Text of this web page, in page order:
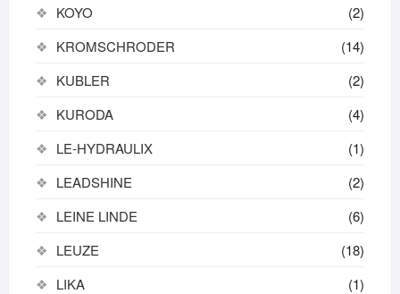
KOYO
(2)
KROMSCHRODER
(14)
KUBLER
(2)
KURODA
(4)
LE-HYDRAULIX
(1)
LEADSHINE
(2)
LEINE LINDE
(6)
LEUZE
(18)
LIKA
(1)